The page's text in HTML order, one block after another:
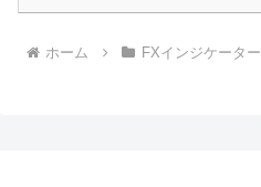
ホーム FXインジケーター